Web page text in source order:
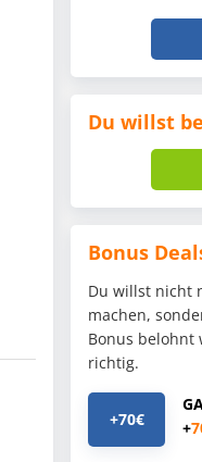
Du willst
Bonus
Du willst nicht
machen,
Bonus belohnt
richtig.
+70€
+